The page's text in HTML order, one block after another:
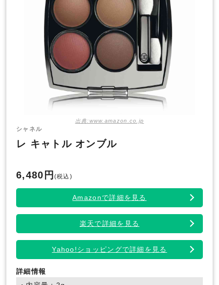
出典:www.amazon.co.jp
シャネル
レ キャトル オンブル
6,480円 (税込)
Amazonで詳細を見る
楽天で詳細を見る
Yahoo!ショッピングで詳細を見る
詳細情報